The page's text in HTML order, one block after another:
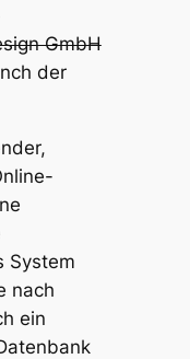
GmbH
der
System
nach
ein